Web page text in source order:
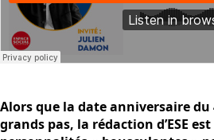
Alors que la date anniversaire du
grands pas, la rédaction d’ESE